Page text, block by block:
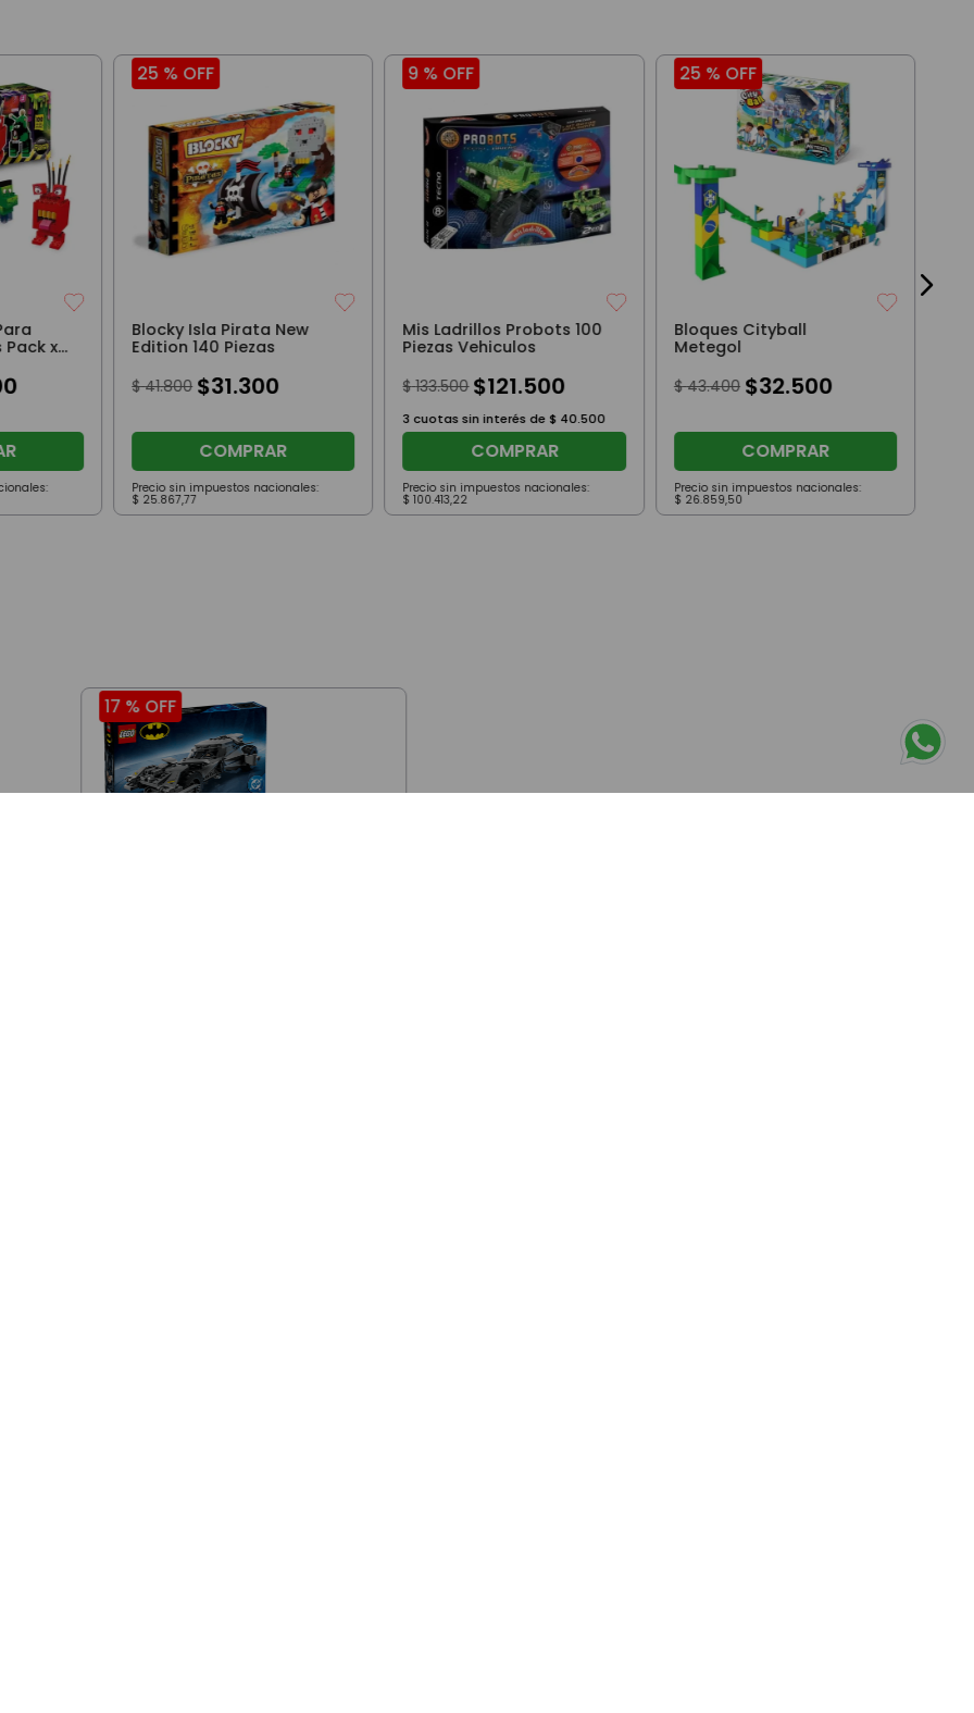
x4
25 % OFF
Blocky Isla Pirata New
Edition 140 Piezas
$ 41.800 $31.300
COMPRAR
Precio sin impuestos nacionales:
$ 25.867,77
9 % OFF
Mis Ladrillos Probots 100
Piezas Vehiculos
$ 133.500 $121.500
3 cuotas sin interés de $ 40.500
COMPRAR
Precio sin impuestos nacionales:
$ 100.413,22
25 % OFF
Bloques Cityball
Metegol
$ 43.400 $32.500
COMPRAR
Precio sin impuestos nacionales:
$ 26.859,50
17 %OFF